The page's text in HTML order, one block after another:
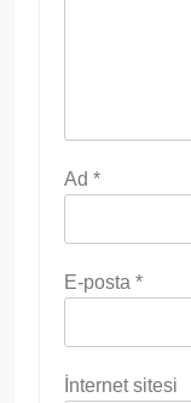
Ad *
E-posta *
İnternet sitesi